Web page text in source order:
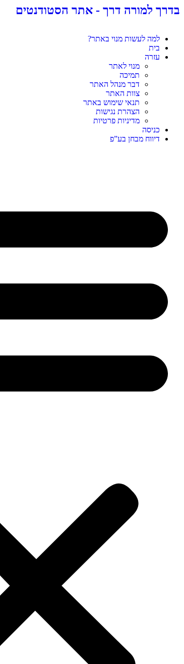
בדרך למורה דרך - אתר הסטודנטים
למה לעשות מנוי באתר?
בית
עזרה
מנוי לאתר
תמיכה
דבר מנהל האתר
צוות האתר
תנאי שימוש באתר
הצהרת נגישות
מדיניות פרטיות
כניסה
דיווח מבחן בע”פ